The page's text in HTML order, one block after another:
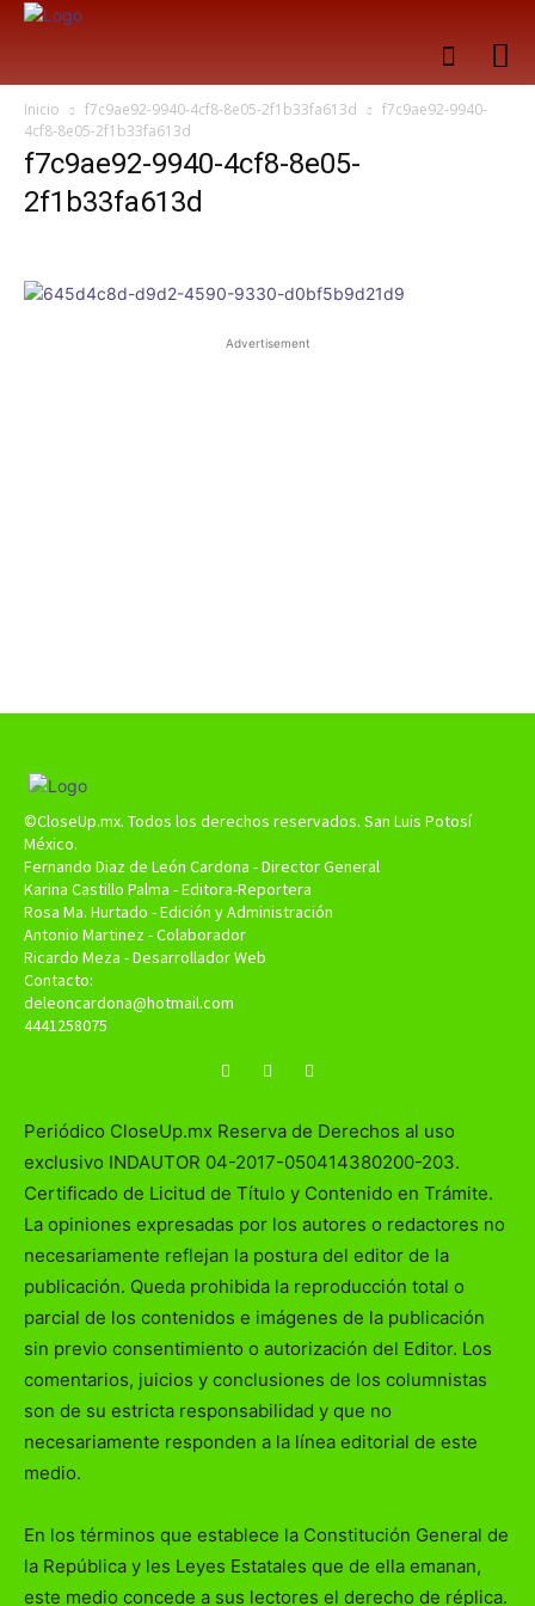
Inicio f7c9ae92-9940-4cf8-8e05-2f1b33fa613d
f7c9ae92-9940-
4cf8-8e05-2f1b33fa613d
f7c9ae92-9940-4cf8-8e05-
2f1b33fa613d
Advertisement
©CloseUp.mx. Todos los derechos reservados. San Luis Potosí
México.
Fernando Diaz de León Cardona - Director General
Karina Castillo Palma - Editora-Reportera
Rosa Ma. Hurtado - Edición y Administración
Antonio Martinez - Colaborador
Ricardo Meza - Desarrollador Web
Contacto:
deleoncardona@hotmail.com
4441258075
Periódico CloseUp.mx Reserva de Derechos al uso
exclusivo INDAUTOR 04-2017-050414380200-203.
Certificado de Licitud de Título y Contenido en Trámite.
La opiniones expresadas por los autores o redactores no
necesariamente reflejan la postura del editor de la
publicación. Queda prohibida la reproducción total o
parcial de los contenidos e imágenes de la publicación
sin previo consentimiento o autorización del Editor. Los
comentarios, juicios y conclusiones de los columnistas
son de su estricta responsabilidad y que no
necesariamente responden a la línea editorial de este
medio.
En los términos que establece la Constitución General de
la República y les Leyes Estatales que de ella emanan,
este medio concede a sus lectores el derecho de réplica.